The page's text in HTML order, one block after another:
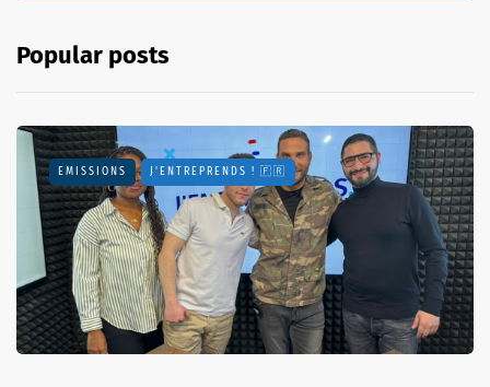
Popular posts
EMISSIONS J'ENTREPRENDS ! 🇫🇷